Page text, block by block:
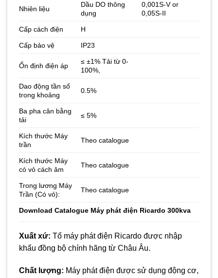
Nhiên liệu
Dầu DO thông
dụng
0,001S-V or
0,05S-II
Cấp cách điện H
Cấp bảo vệ IP23
Ổn định điện áp
≤ ±1% Tải từ 0-
100%,
Dao động tần số
trong khoảng
0.5%
Ba pha cân bằng
tải
≤ 5%
Kích thước Máy
trần
Theo catalogue
Kích thước Máy
có vỏ cách âm
Theo catalogue
Trong lương Máy
Trần (Có vỏ):
Theo catalogue
Download Catalogue Máy phát điện Ricardo 300kva
Xuất xứ: Tổ máy phát điện Ricardo được nhập
khẩu đồng bộ chính hãng từ Châu Âu.
Chất lượng: Máy phát điện được sử dụng động cơ,